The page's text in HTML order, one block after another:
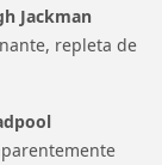
Jackman
repleta de